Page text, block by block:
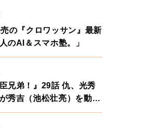
の『クロワッサン』最新
のAI＆スマホ塾。」
兄弟！』29話 仇、光秀
が秀吉（池松壮亮）を動か
向けた兄弟の分岐点。